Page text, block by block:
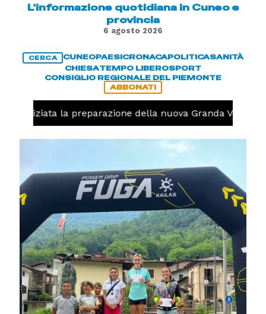
L'informazione quotidiana in Cuneo e
provincia
6 agosto 2026
CERCA CUNEOPAESICRONACAPOLITICASANITÀ
CHIESATEMPO LIBEROSPORT
CONSIGLIO REGIONALE DEL PIEMONTE
ABBONATI
iniziata la preparazione della nuova Granda Volley